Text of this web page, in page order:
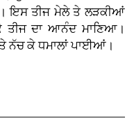
ਇਸ ਤੀਜ ਮੇਲੇ ਤੇ ਲੜਕੀਆਂ
ਦਾ ਆਨੰਦ ਮਾਣਿਆ।
ਨੱਚ ਕੇ ਧਮਾਲਾਂ ਪਾਈਆਂ।